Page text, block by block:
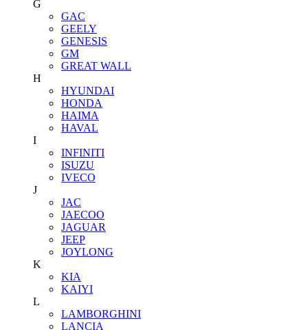
G
GAC
GEELY
GENESIS
GM
GREAT WALL
H
HYUNDAI
HONDA
HAIMA
HAVAL
I
INFINITI
ISUZU
IVECO
J
JAC
JAECOO
JAGUAR
JEEP
JOYLONG
K
KIA
KAIYI
L
LAMBORGHINI
LANCIA